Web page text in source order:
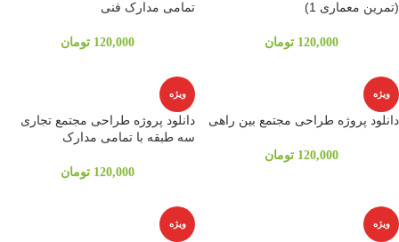
(تمرین معماری 1)
120,000 تومان
تمامی مدارک فنی
120,000 تومان
ویژه
دانلود پروژه طراحی مجتمع بین راهی
120,000 تومان
ویژه
دانلود پروژه طراحی مجتمع تجاری
سه طبقه با تمامی مدارک
120,000 تومان
ویژه ویژه